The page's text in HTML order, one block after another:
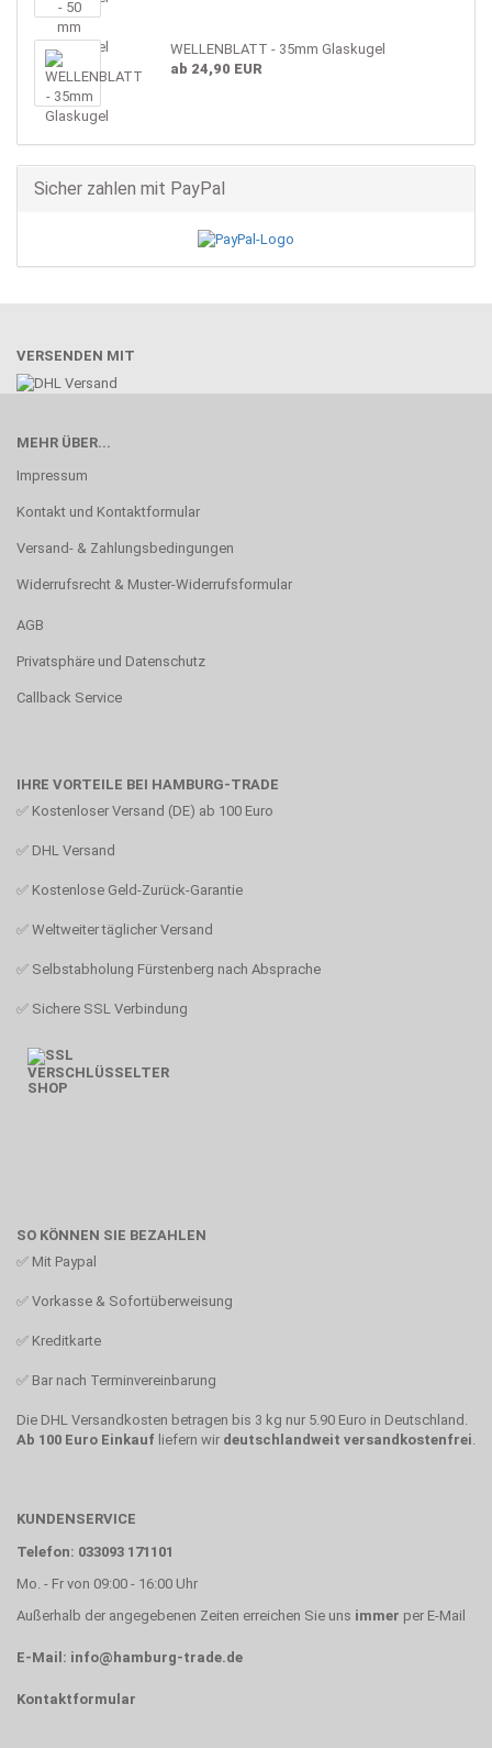
WELLENBLATT - 35mm Glaskugel
ab 24,90 EUR
Sicher zahlen mit PayPal
VERSENDEN MIT
MEHR ÜBER...
Impressum
Kontakt und Kontaktformular
Versand- & Zahlungsbedingungen
Widerrufsrecht & Muster-Widerrufsformular
AGB
Privatsphäre und Datenschutz
Callback Service
IHRE VORTEILE BEI HAMBURG-TRADE
✅ Kostenloser Versand (DE) ab 100 Euro
✅ DHL Versand
✅ Kostenlose Geld-Zurück-Garantie
✅ Weltweiter täglicher Versand
✅ Selbstabholung Fürstenberg nach Absprache
✅ Sichere SSL Verbindung
SO KÖNNEN SIE BEZAHLEN
✅ Mit Paypal
✅ Vorkasse & Sofortüberweisung
✅ Kreditkarte
✅ Bar nach Terminvereinbarung
Die DHL Versandkosten betragen bis 3 kg nur 5.90 Euro in Deutschland.
Ab 100 Euro Einkauf liefern wir deutschlandweit versandkostenfrei
KUNDENSERVICE
Telefon: 033093 171101
Mo. - Fr von 09:00 - 16:00 Uhr
Außerhalb der angegebenen Zeiten erreichen Sie uns immer per E-Mail
E-Mail: info@hamburg-trade.de
Kontaktformular